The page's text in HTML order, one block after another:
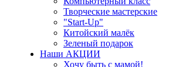
Творческие мастерские
"Start-Up"
Китойский малёк
Зеленый подарок
Наши АКЦИИ
Хочу быть с мамой!